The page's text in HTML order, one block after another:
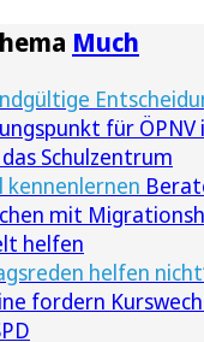
Much
für ÖPNV
Schulzentrum
kennenlernen
mit
helfen
helfen
fordern